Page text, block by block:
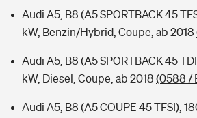
Audi A5, B8 (A5 SPORTBACK 45
kW, Benzin/Hybrid, Coupe, ab 2018
Audi A5, B8 (A5 SPORTBACK 45
kW, Diesel, Coupe, ab 2018 (0588 /
Audi A5, B8 (A5 COUPE 45 TFSI),